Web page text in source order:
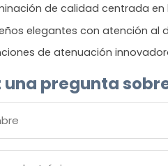
de calidad centrada en
elegantes con atención al
de atenuación
una pregunta